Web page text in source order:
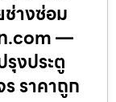
ช่างซ่อม
ท.com —
งประตู
ราคาถูก